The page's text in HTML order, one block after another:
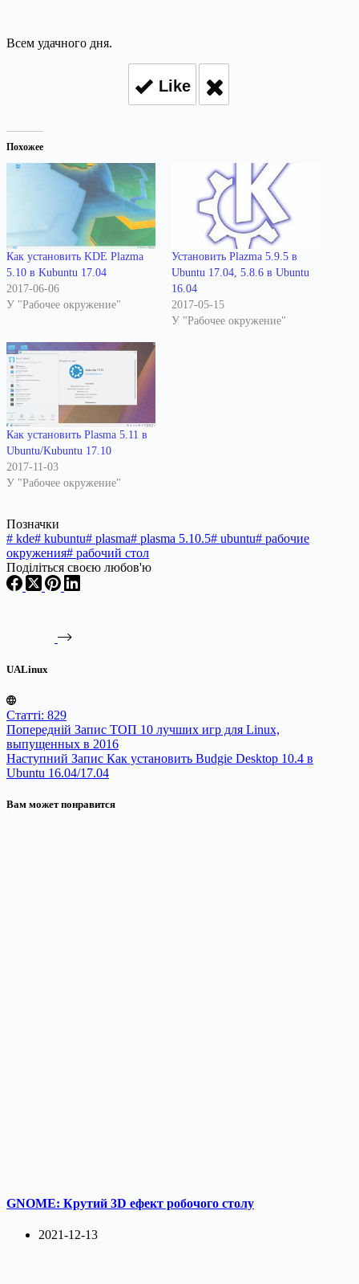
Всем удачного дня.
Like
Похожее
Как установить KDE Plazma
5.10 в Kubuntu 17.04
2017-06-06
У "Рабочее окружение"
Установить Plazma 5.9.5 в
Ubuntu 17.04, 5.8.6 в Ubuntu
16.04
2017-05-15
У "Рабочее окружение"
Как установить Plasma 5.11 в
Ubuntu/Kubuntu 17.10
2017-11-03
У "Рабочее окружение"
Позначки
# kde# kubuntu# plasma# plasma 5.10.5# ubuntu# рабочие
окружения# рабочий стол
Поділіться своєю любов'ю
UALinux
Статті: 829
Попередній Запис ТОП 10 лучших игр для Linux,
выпущенных в 2016
Наступний Запис Как установить Budgie Desktop 10.4 в
Ubuntu 16.04/17.04
Вам может понравится
GNOME: Крутий 3D ефект робочого столу
2021-12-13